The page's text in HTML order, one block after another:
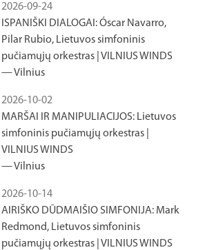
ISPANIŠKI DIALOGAI: Óscar Navarro,
Pilar Rubio, Lietuvos simfoninis
pučiamųjų orkestras | VILNIUS WINDS
Vilnius
2026-09-24
MARŠAI IR MANIPULIACIJOS: Lietuvos
simfoninis pučiamųjų orkestras |
VILNIUS WINDS
Vilnius
2026-10-02
AIRIŠKO DŪDMAIŠIO SIMFONIJA: Mark
Redmond, Lietuvos simfoninis
pučiamųjų orkestras | VILNIUS WINDS
2026-10-14